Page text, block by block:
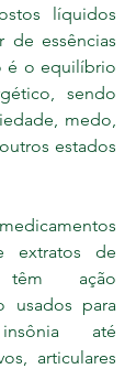
líquidos
de essências
é o equilíbrio
sendo
medo,
estados
extratos de
têm ação
usados para
até
articulares